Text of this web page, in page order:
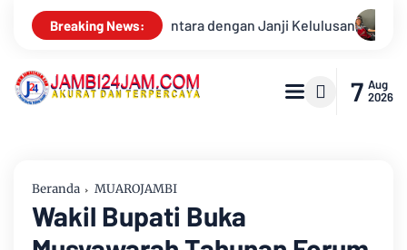
Breaking News:
Konsisten Alirkan Kepedulian, Sinsen Gelar Donor
7 Aug
2026
Beranda MUAROJAMBI
Wakil Bupati Buka